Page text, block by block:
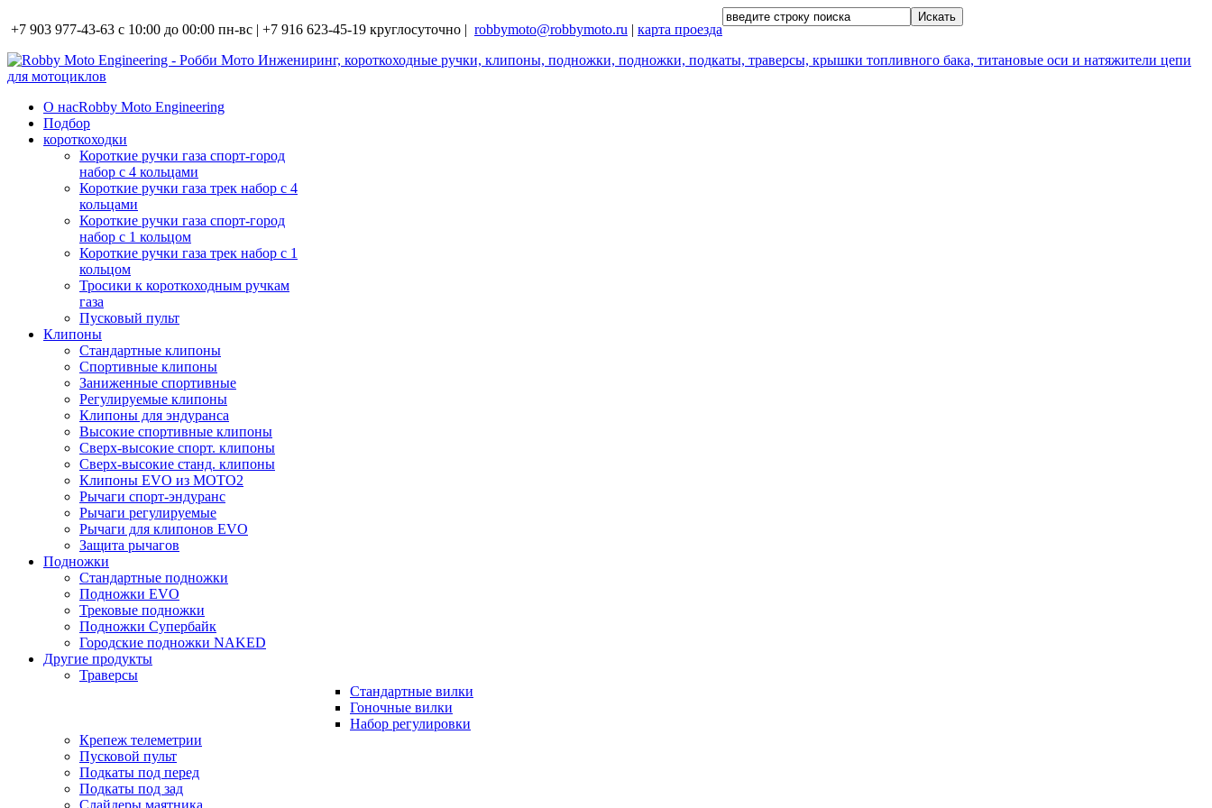
+7 903 977-43-63 с 10:00 до 00:00 пн-вс | +7 916 623-45-19 круглосуточно | robbymoto@robbymoto.ru | карта проезда
О насRobby Moto Engineering
Подбор
короткоходки
Короткие ручки газа спорт-город
набор с 4 кольцами
Короткие ручки газа трек набор с 4
кольцами
Короткие ручки газа спорт-город
набор с 1 кольцом
Короткие ручки газа трек набор с 1
кольцом
Тросики к короткоходным ручкам
газа
Пусковый пульт
Клипоны
Стандартные клипоны
Спортивные клипоны
Заниженные спортивные
Регулируемые клипоны
Клипоны для эндуранса
Высокие спортивные клипоны
Сверх-высокие спорт. клипоны
Сверх-высокие станд. клипоны
Клипоны EVO из MOTO2
Рычаги спорт-эндуранс
Рычаги регулируемые
Рычаги для клипонов EVO
Защита рычагов
Подножки
Стандартные подножки
Подножки EVO
Трековые подножки
Подножки Супербайк
Городские подножки NAKED
Другие продукты
Траверсы
Стандартные вилки
Гоночные вилки
Набор регулировки
Крепеж телеметрии
Пусковой пульт
Подкаты под перед
Подкаты под зад
Слайдеры маятника